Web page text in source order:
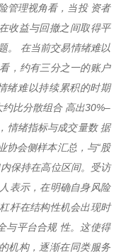
管理视角看，当投 资者
收益与回撤之间取得平
。 在当前交易情绪难以
，约有三分之一的账户
绪难以持续累积的时期
比分散组合 高出30%–
情绪指标与成交量数 据
协会侧样本汇总，与“股
保持在高位区间。受访
表示，在明确自身风险
杆在结构性机会出现时
与平台合规 性。这使得
机构，逐渐在同类服务